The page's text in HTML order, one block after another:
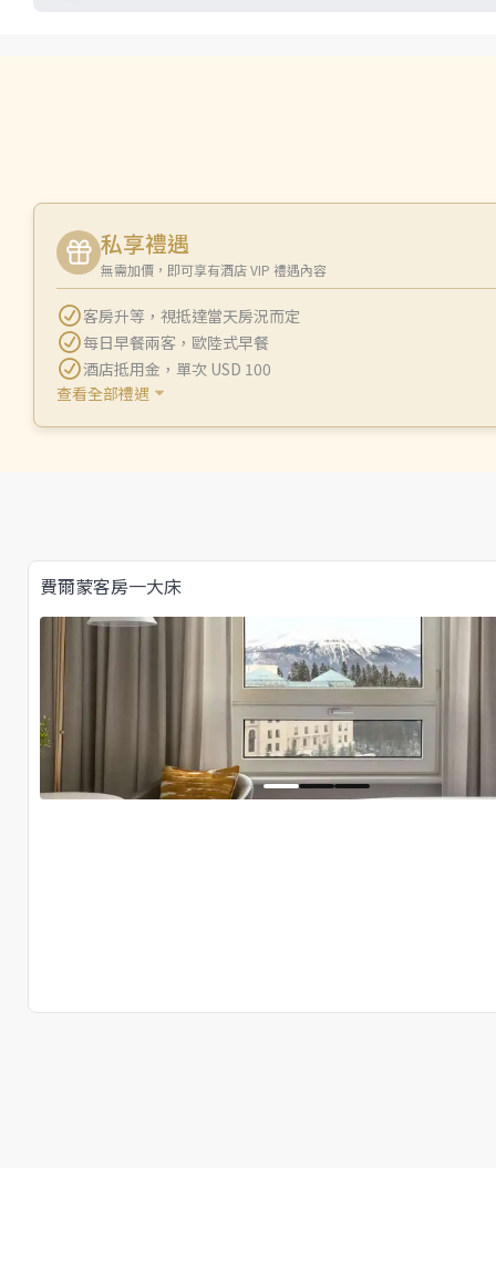
私享禮遇
無需加價，即可享有酒店 VIP 禮遇內容
客房升等 ， 視抵達當天房況而定
每日早餐兩客 ， 歐陸式早餐
酒店抵用金 ， 單次 USD 100
查看全部禮遇
費爾蒙客房一大床